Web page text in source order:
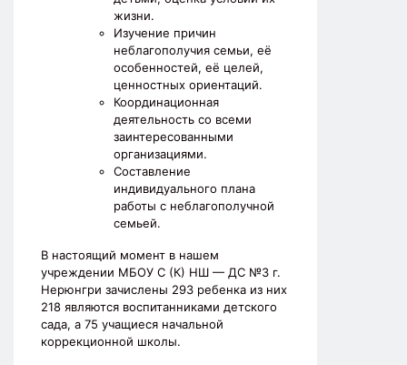
жизни.
Изучение причин
неблагополучия семьи, её
особенностей, её целей,
ценностных ориентаций.
Координационная
деятельность со всеми
заинтересованными
организациями.
Составление
индивидуального плана
работы с неблагополучной
семьей.
В настоящий момент в нашем
учреждении МБОУ С (К) НШ — ДС №3 г.
Нерюнгри зачислены 293 ребенка из них
218 являются воспитанниками детского
сада, а 75 учащиеся начальной
коррекционной школы.